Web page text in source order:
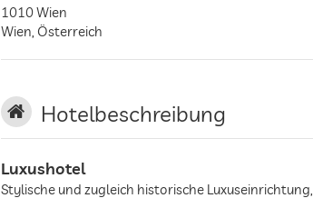
1010Wien
Wien Österreich
Hotelbeschreibung
Luxushotel
Stylische und zugleich historische